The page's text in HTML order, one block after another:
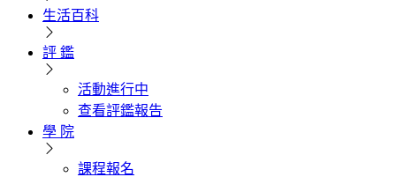
生活百科
評 鑑
活動進行中
查看評鑑報告
學 院
課程報名